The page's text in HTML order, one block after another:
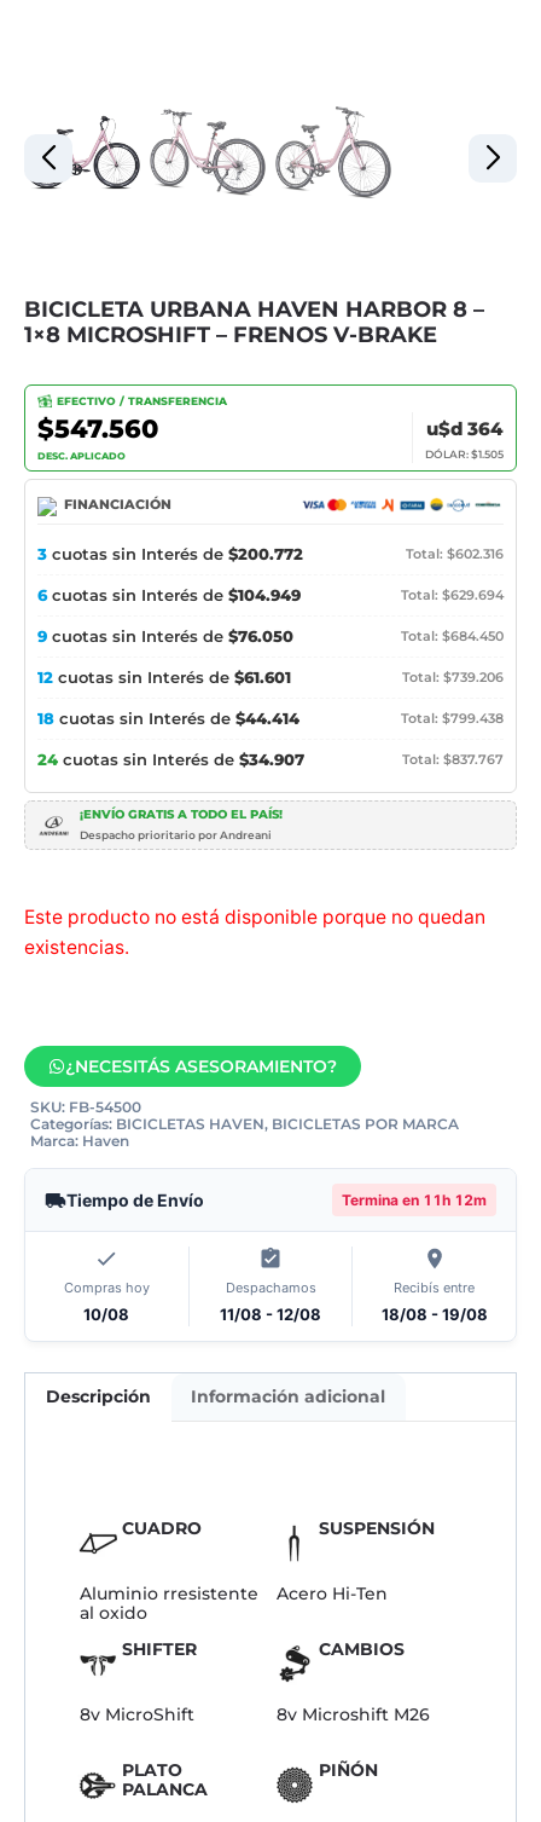
BICICLETA URBANA HAVEN HARBOR 8 –
1×8 MICROSHIFT – FRENOS V-BRAKE
EFECTIVO / TRANSFERENCIA
$547.560
DESC. APLICADO
u$d 364
DÓLAR: $1.505
FINANCIACIÓN
3 cuotas sin Interés de $200.772 Total: $602.316
6cuotas sin Interés de $104.949 Total: $629.694
9 cuotas sin Interés de $76.050 Total: $684.450
12 cuotas sin Interés de $61.601 Total: $739.206
18 cuotas sin Interés de $44.414 Total: $799.438
24 cuotas sin Interés de $34.907 Total: $837.767
¡ENVÍO GRATIS A TODO EL PAÍS!
Despacho prioritario por Andreani
Este producto no está disponible porque no quedan
existencias.
¿NECESITÁS ASESORAMIENTO?
SKU: FB-54500
Categorías: BICICLETAS HAVEN, BICICLETAS POR MARCA
Marca: Haven
Tiempo de Envío Termina en 11h 12m
Compras hoy
10/08
Despachamos
11/08 - 12/08
Recibís entre
18/08 - 19/08
Descripción Información adicional
CUADRO
Aluminio rresistente
al oxido
SUSPENSIÓN
Acero Hi-Ten
SHIFTER
8v MicroShift
CAMBIOS
8v Microshift M26
PLATO
PALANCA
PIÑÓN